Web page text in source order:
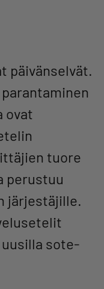
päivänselvät.
ovat
tuore
perustuu
järjestäjille.
sote-